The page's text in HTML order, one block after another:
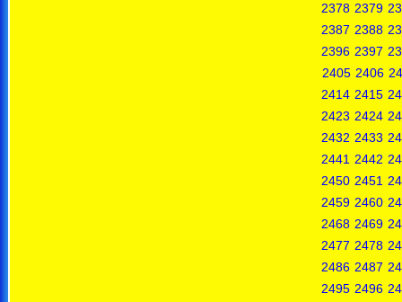
2378 2379
2387 2388
2396 2397
2405 2406
2414 2415
2423 2424
2432 2433
2441 2442
2450 2451
2459 2460
2468 2469
2477 2478
2486 2487
2495 2496